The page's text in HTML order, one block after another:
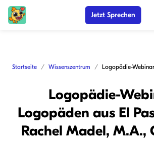
Jetzt Sprechen
Startseite Wissenszentrum
Logopädie-
Logopäden aus El
Rachel Madel, M.A.,